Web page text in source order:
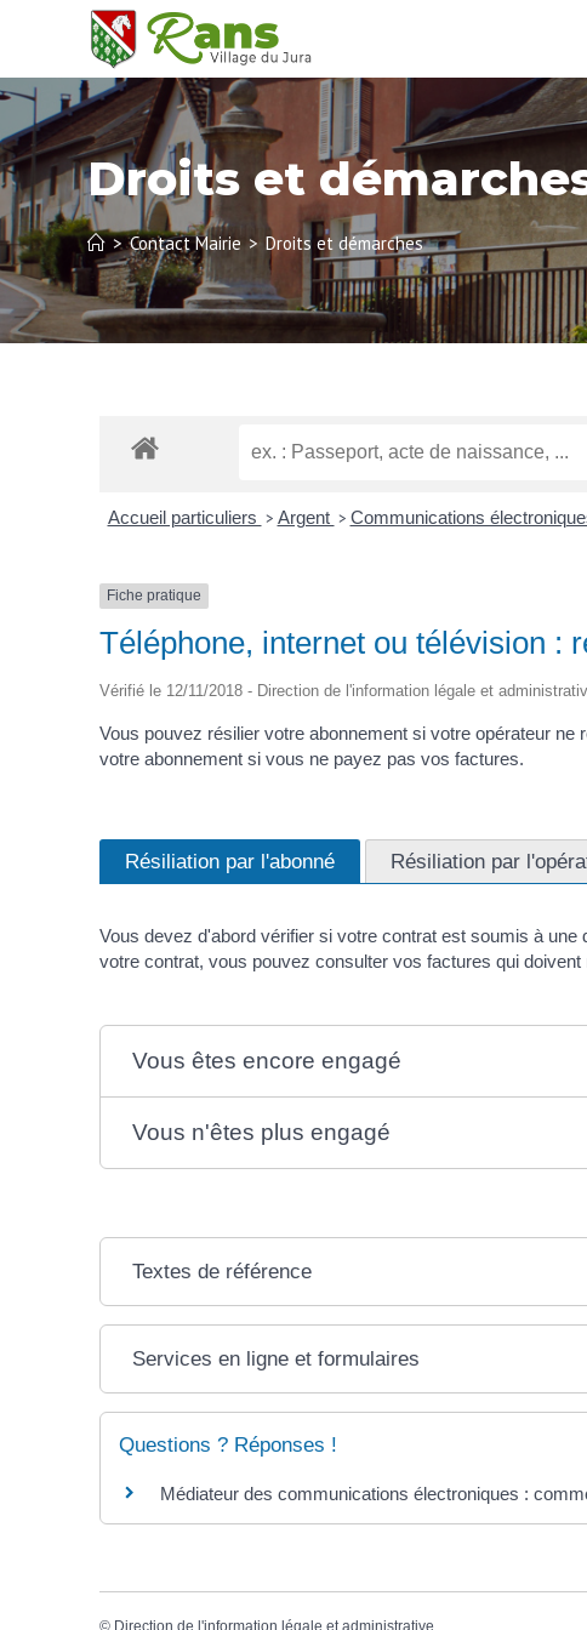
Droits et
> Contact Mairie > Droits et démarches
Accueil particuliers > Argent > Communications
Fiche pratique
Téléphone, internet ou télévision :
Vérifié le 12/11/2018 - Direction de l'information légale et
Vous pouvez résilier votre abonnement si votre opérateur
votre abonnement si vous ne payez pas vos factures.
Résiliation par l'abonné Résiliation par
Vous devez d'abord vérifier si votre contrat est soumis à
votre contrat, vous pouvez consulter vos factures qui
Vous êtes encore engagé
Vous n'êtes plus engagé
Textes de référence
Services en ligne et formulaires
Questions ? Réponses !
Médiateur des communications électroniques :